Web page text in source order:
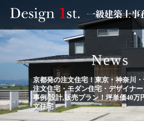
モニター
施工実績・施工事例
リフォーム
News
京都発の注文住宅！東京・神奈川
注文住宅・モダン住宅・デザイナ
事例/設計,販売プラン！坪単価40万
文住宅